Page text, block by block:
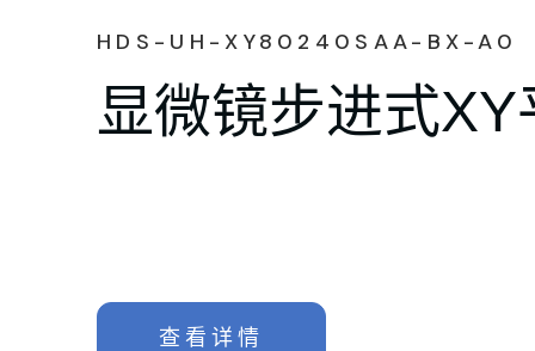
HDS-UH-XY80240SAA-BX-A0
显微镜步进式XY
查看详情